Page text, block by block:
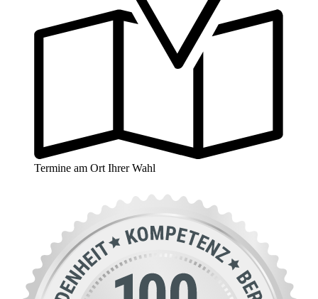
Termine am Ort Ihrer Wahl